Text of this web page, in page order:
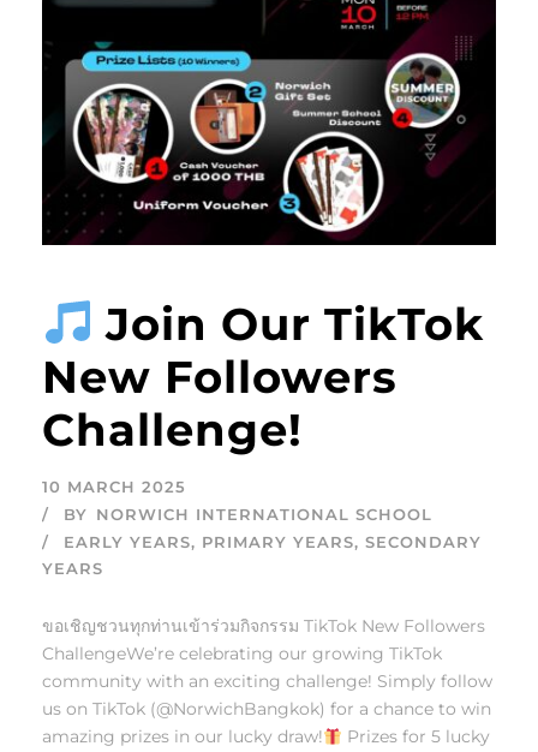
Join Our TikTok
New Followers
Challenge!
10 MARCH 2025
BY NORWICH INTERNATIONAL SCHOOL
EARLY YEARS, PRIMARY YEARS, SECONDARY
YEARS
ขอเชิญชวนทุกท่านเข้าร่วมกิจกรรม TikTok New Followers
ChallengeWe’re celebrating our growing TikTok
community with an exciting challenge! Simply follow
us on TikTok (@NorwichBangkok) for a chance to win
amazing prizes in our lucky draw!
Prizes for 5 lucky